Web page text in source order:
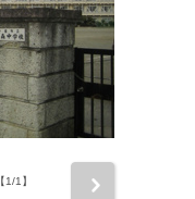
1/1】